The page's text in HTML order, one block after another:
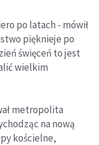
po latach - mówił
pięknieje po
święceń to jest
wielkim
metropolita
na nową
kościelne,